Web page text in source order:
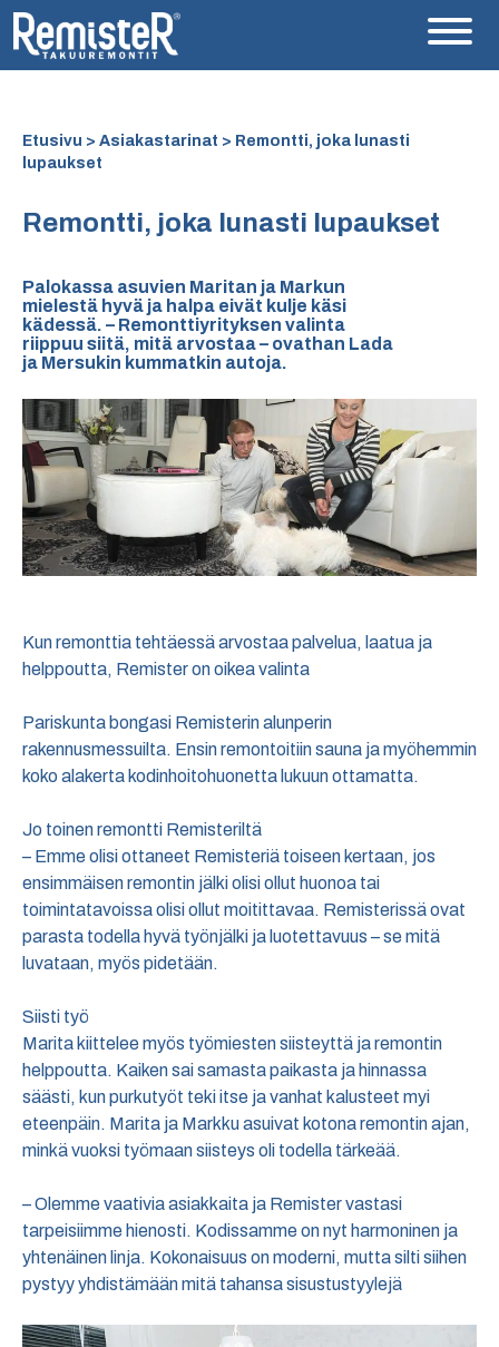
Etusivu > Asiakastarinat > Remontti, joka lunasti
lupaukset
Remontti, joka lunasti lupaukset
Palokassa asuvien Maritan ja Markun
mielestä hyvä ja halpa eivät kulje käsi
kädessä. – Remonttiyrityksen valinta
riippuu siitä, mitä arvostaa – ovathan Lada
ja Mersukin kummatkin autoja.
Kun remonttia tehtäessä arvostaa palvelua, laatua ja
helppoutta, Remister on oikea valinta
Pariskunta bongasi Remisterin alunperin
rakennusmessuilta. Ensin remontoitiin sauna ja myöhemmin
koko alakerta kodinhoitohuonetta lukuun ottamatta.
Jo toinen remontti Remisteriltä
– Emme olisi ottaneet Remisteriä toiseen kertaan, jos
ensimmäisen remontin jälki olisi ollut huonoa tai
toimintatavoissa olisi ollut moitittavaa. Remisterissä ovat
parasta todella hyvä työnjälki ja luotettavuus – se mitä
luvataan, myös pidetään.
Siisti työ
Marita kiittelee myös työmiesten siisteyttä ja remontin
helppoutta. Kaiken sai samasta paikasta ja hinnassa
säästi, kun purkutyöt teki itse ja vanhat kalusteet myi
eteenpäin. Marita ja Markku asuivat kotona remontin ajan,
minkä vuoksi työmaan siisteys oli todella tärkeää.
– Olemme vaativia asiakkaita ja Remister vastasi
tarpeisiimme hienosti. Kodissamme on nyt harmoninen ja
yhtenäinen linja. Kokonaisuus on moderni, mutta silti siihen
pystyy yhdistämään mitä tahansa sisustustyylejä